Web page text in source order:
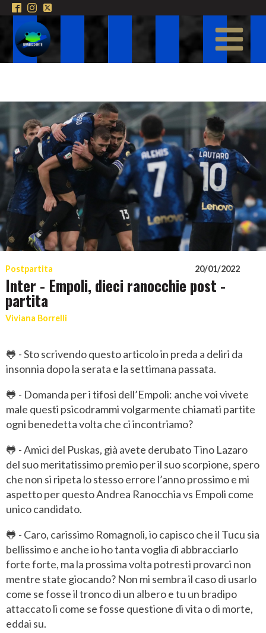
Postpartita 20/01/2022
Inter - Empoli, dieci ranocchie post -
partita
Viviana Borrelli
🐸 - Sto scrivendo questo articolo in preda a deliri da
insonnia dopo la serata e la settimana passata.
🐸 - Domanda per i tifosi dell’Empoli: anche voi vivete
male questi psicodrammi volgarmente chiamati partite
ogni benedetta volta che ci incontriamo?
🐸 - Amici del Puskas, già avete derubato Tino Lazaro
del suo meritatissimo premio per il suo scorpione, spero
che non si ripeta lo stesso errore l’anno prossimo e mi
aspetto per questo Andrea Ranocchia vs Empoli come
unico candidato.
🐸 - Caro, carissimo Romagnoli, io capisco che il Tucu sia
bellissimo e anche io ho tanta voglia di abbracciarlo
forte forte, ma la prossima volta potresti provarci non
mentre state giocando? Non mi sembra il caso di usarlo
come se fosse il tronco di un albero e tu un bradipo
attaccato li come se fosse questione di vita o di morte,
eddai su.